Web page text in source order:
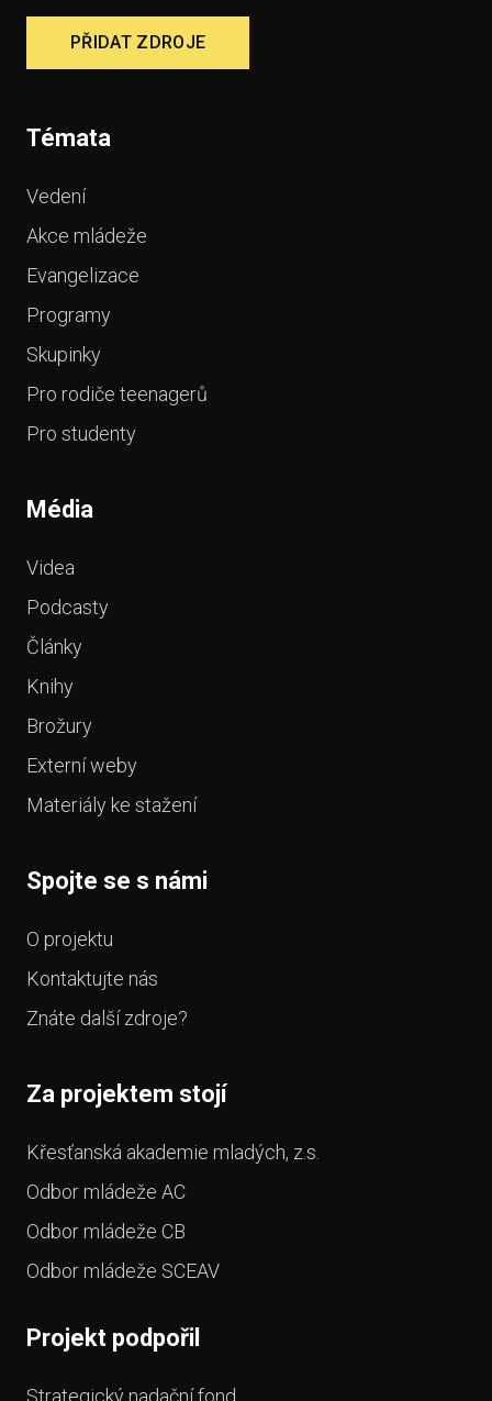
PŘIDAT ZDROJE
Témata
Vedení
Akce mládeže
Evangelizace
Programy
Skupinky
Pro rodiče teenagerů
Pro studenty
Média
Videa
Podcasty
Články
Knihy
Brožury
Externí weby
Materiály ke stažení
Spojte se s námi
O projektu
Kontaktujte nás
Znáte další zdroje?
Za projektem stojí
Křesťanská akademie mladých, z.s.
Odbor mládeže AC
Odbor mládeže CB
Odbor mládeže SCEAV
Projekt podpořil
Strategický nadační fond